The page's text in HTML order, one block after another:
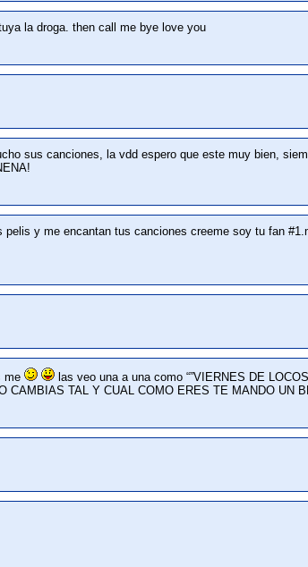
la droga. then call me bye love you
sus canciones, la vdd espero que este muy bien,
y me encantan tus canciones creeme soy tu fan
me
las veo una a una como “”VIERNES DE
CAMBIAS TAL Y CUAL COMO ERES TE MANDO UN